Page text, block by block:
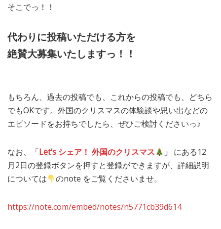
そこでっ！！
代わりに投稿いただける方を
絶賛大募集いたしますっ！！
もちろん、過去の投稿でも、これからの投稿でも、どちら
でもOKです。外国のクリスマスの体験談や思い出などの
エピソードをお持ちでしたら、ぜひご検討くださいっ♪
なお、「Let’s シェア！ 外国のクリスマス 」
にある12
月2日の登録ボタンを押すと登録ができますが、詳細説明
については
のnote をご覧くださいませ。
https://note.com/embed/notes/n5771cb39d614